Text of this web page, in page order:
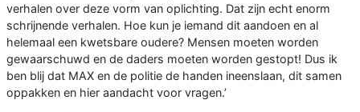
verhalen over deze vorm van oplichting. Dat zijn echt enorm
schrijnende verhalen. Hoe kun je iemand dit aandoen en al
helemaal een kwetsbare oudere? Mensen moeten worden
gewaarschuwd en de daders moeten worden gestopt! Dus ik
ben blij dat MAX en de politie de handen ineenslaan, dit samen
oppakken en hier aandacht voor vragen.’